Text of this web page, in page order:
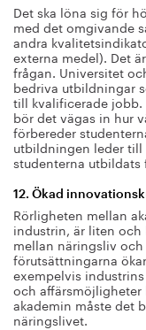
Det ska löna sig för
med det omgivande
andra
externa medel). Det
frågan. Universitet
bedriva utbildningar
till kvalificerade
bör det vägas in hur
förbereder
utbildningen leder till
studenterna utbildats
12. Ökad
Rörligheten mellan
industrin, är liten och
mellan näringsliv
förutsättningarna
exempelvis
och affärsmöjligheter
akademin måste det
näringslivet.